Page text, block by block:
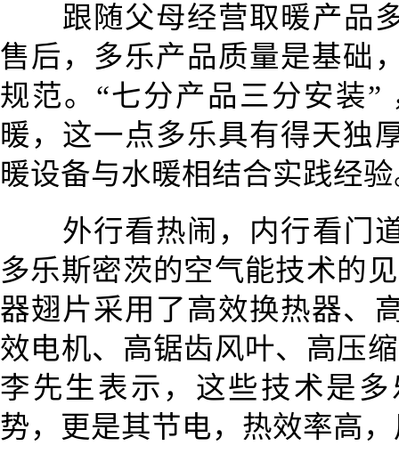
跟随父母经营取暖产品
售后，多乐产品质量是基础
规范。“七分产品三分安装
暖，这一点多乐具有得天独
暖设备与水暖相结合实践经
外行看热闹，内行看门
多乐斯密茨的空气能技术的
器翅片采用了高效换热器、
效电机、高锯齿风叶、高压
李先生表示，这些技术是
势，更是其节电，热效率高